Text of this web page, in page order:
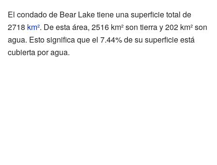
El condado de Bear Lake tiene una superficie total de
2718 km². De esta área, 2516 km² son tierra y 202 km² son
agua. Esto significa que el 7.44% de su superficie está
cubierta por agua.